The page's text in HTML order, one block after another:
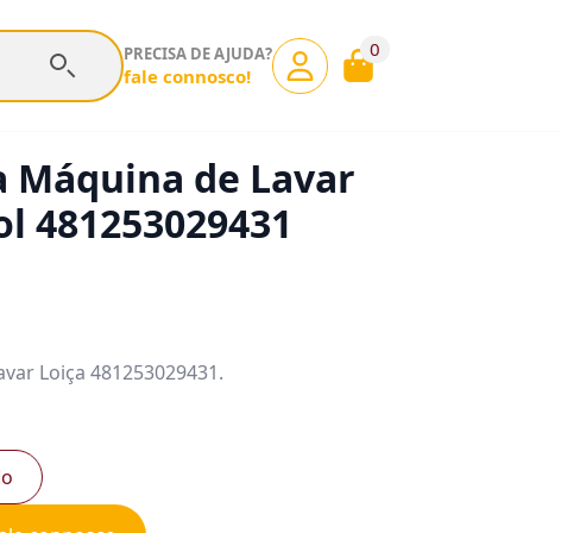
PRECISA DE AJUDA?
fale connosco!
0
Máquina de Lavar
481253029431
Loiça 481253029431.